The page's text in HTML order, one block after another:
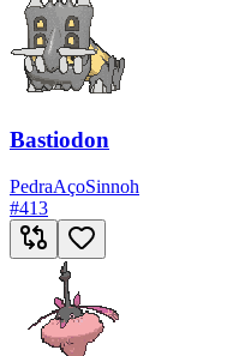
Bastiodon
PedraAçoSinnoh
#413